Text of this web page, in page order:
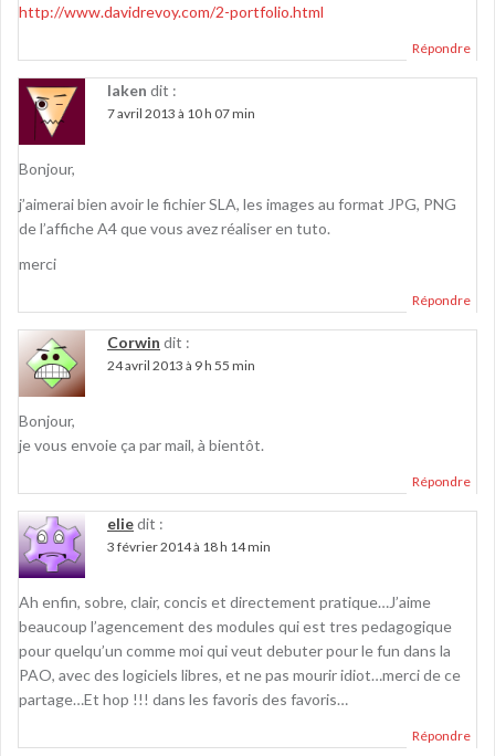
http://www.davidrevoy.com/2-portfolio.html
Répondre
laken dit :
7 avril 2013 à 10 h 07 min
Bonjour,
j’aimerai bien avoir le fichier SLA, les images au format JPG, PNG
de l’affiche A4 que vous avez réaliser en tuto.
merci
Répondre
Corwin dit :
24 avril 2013 à 9 h 55 min
Bonjour,
je vous envoie ça par mail, à bientôt.
Répondre
eliedit :
3 février 2014 à 18 h 14 min
Ah enfin, sobre, clair, concis et directement pratique…J’aime
beaucoup l’agencement des modules qui est tres pedagogique
pour quelqu’un comme moi qui veut debuter pour le fun dans la
PAO, avec des logiciels libres, et ne pas mourir idiot…merci de ce
partage…Et hop !!! dans les favoris des favoris…
Répondre